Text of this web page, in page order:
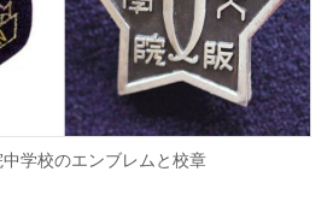
学校のエンブレムと校章